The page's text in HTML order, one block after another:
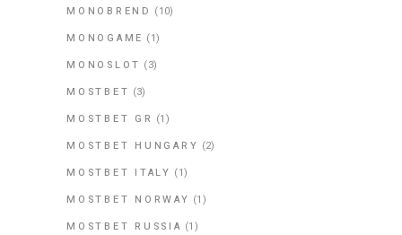
MONOBREND (10)
MONOGAME (1)
MONOSLOT (3)
MOSTBET (3)
MOSTBET GR (1)
MOSTBET HUNGARY (2)
MOSTBET ITALY (1)
MOSTBET NORWAY (1)
MOSTBET RUSSIA (1)